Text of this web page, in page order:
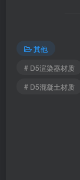
其他
# D5渲染器材质
# D5混凝土材质